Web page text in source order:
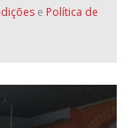
e Política de